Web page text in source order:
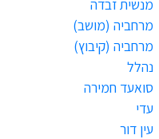
מנשית זבדה
מרחביה (מושב)
מרחביה (קיבוץ)
נהלל
סואעד חמירה
עדי
עין דור